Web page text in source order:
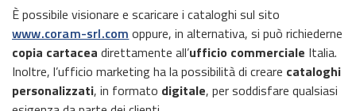
È possibile visionare e scaricare i cataloghi sul sito
www.coram-srl.com oppure, in alternativa, si può richiederne
copia cartacea direttamente all’ufficio commerciale Italia.
Inoltre, l’ufficio marketing ha la possibilità di creare cataloghi
personalizzati, in formato digitale, per soddisfare qualsiasi